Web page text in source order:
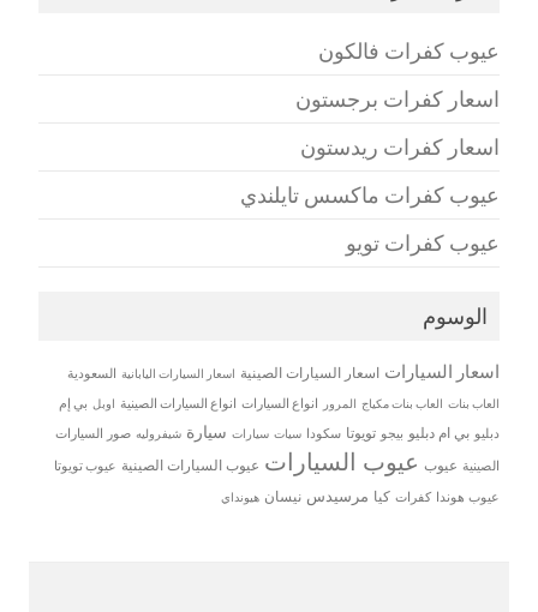
عيوب كفرات فالكون
اسعار كفرات برجستون
اسعار كفرات ريدستون
عيوب كفرات ماكسس تايلندي
عيوب كفرات تويو
الوسوم
اسعار السيارات اسعار السيارات الصينية اسعار السيارات اليابانية السعودية
العاب بنات العاب بنات مكياج المرور انواع السيارات انواع السيارات الصينية اوبل بي إم
دبليو بي ام دبليو بيجو تويوتا سكودا سيات سيارات سيارة شيفروليه صور السيارات
الصينية عيوب عيوب السيارات عيوب السيارات الصينية عيوب تويوتا
عيوب هوندا كفرات كيا مرسيدس نيسان هيونداي